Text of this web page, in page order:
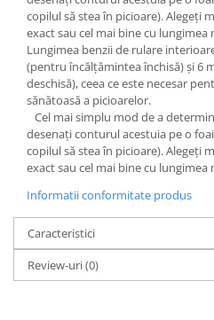
copilul să stea în picioare). Alegeți
exact sau cel mai bine cu
Lungimea benzii de rulare
(pentru încălțămintea închisă) și 6
deschisă), ceea ce este necesar
sănătoasă a picioarelor.
Cel mai simplu mod de a
desenați conturul acestuia pe o
copilul să stea în picioare). Alegeți
exact sau cel mai bine cu
Informatii conformitate produs
Caracteristici
Review-uri(0)